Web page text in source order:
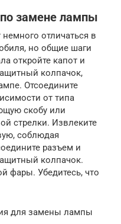
замене лампы
отличаться в
но общие шаги
откройте капот и
колпачок,
Отсоедините
от типа
скобу или
стрелки. Извлеките
соблюдая
разъем и
колпачок.
фары. Убедитесь, что
для замены лампы